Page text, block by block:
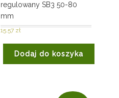
regulowany SB3 50-80
mm
15.57 zł
Dodaj do koszyka